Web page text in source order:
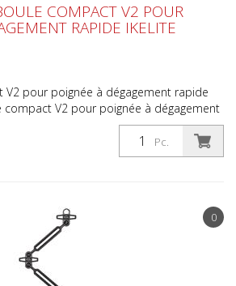
Pc.
COMPACT V2 POUR
RAPIDE IKELITE
V2 pour poignée à dégagement rapide
compact V2 pour poignée à dégagement
lorsque le poids ou le b...
0